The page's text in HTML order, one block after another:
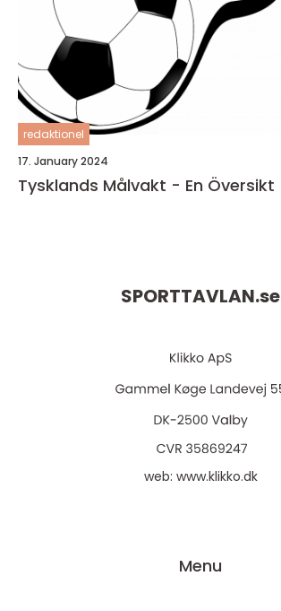
redaktionel
17. January 2024
Tysklands Målvakt - En Översikt
SPORTTAVLAN.se
web: www.klikko.dk
Menu